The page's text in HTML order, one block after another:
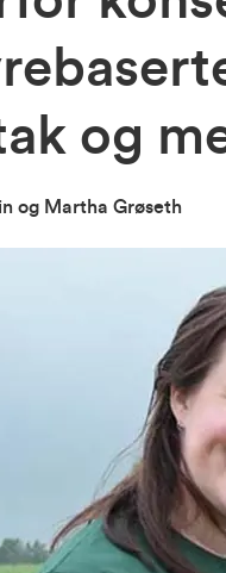
og
og Martha Grøseth